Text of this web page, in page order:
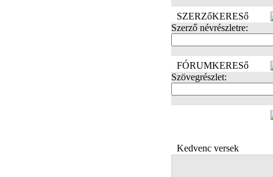
SZERZőKERESő
Szerző névrészletre:
FÓRUMKERESő
Szövegrészlet:
Kedvenc versek